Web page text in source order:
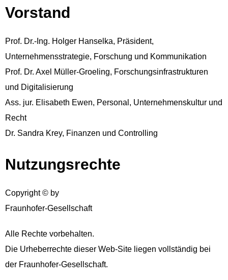
Vorstand
Prof. Dr.-Ing. Holger Hanselka, Präsident,
Unternehmensstrategie, Forschung und Kommunikation
Prof. Dr. Axel Müller-Groeling, Forschungsinfrastrukturen
und Digitalisierung
Ass. jur. Elisabeth Ewen, Personal, Unternehmenskultur und
Recht
Dr. Sandra Krey, Finanzen und Controlling
Nutzungsrechte
Copyright © by
Fraunhofer-Gesellschaft
Alle Rechte vorbehalten.
Die Urheberrechte dieser Web-Site liegen vollständig bei
der Fraunhofer-Gesellschaft.